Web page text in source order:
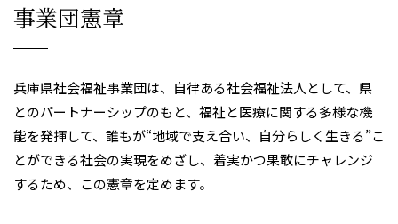
事業団憲章
兵庫県社会福祉事業団は、自律ある社会福祉法人として、県
とのパートナーシップのもと、福祉と医療に関する多様な機
能を発揮して、誰もが“地域で支え合い、自分らしく生きる”こ
とができる社会の実現をめざし、着実かつ果敢にチャレンジ
するため、この憲章を定めます。